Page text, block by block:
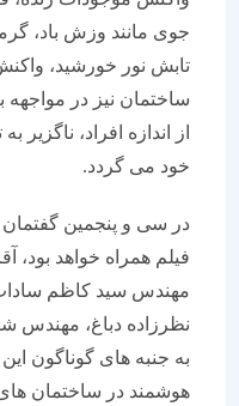
جوی مانند وزش باد، گرما و
تابش نور خورشید، واکنش
ساختمان نیز در مواجهه با
از اندازه افراد، ناگزیر به
خود می گردد.
در سی و پنجمین گفتمان هنر
فیلم همراه خواهد بود،
مهندس سید کاظم سادات
نظرزاده دباغ، مهندس
به جنبه های گوناگون این
هوشمند در ساختمان های